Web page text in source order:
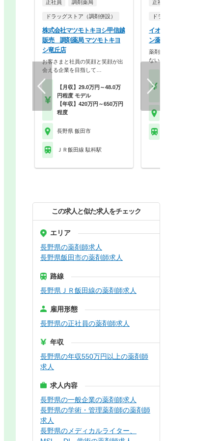
正社員 調剤薬局
ドラッグストア（調剤併設）
株式会社マツモトキヨシ甲信越
販売 調剤薬局 マツモトキヨ
シ竜丘店
お客さまと社員の笑顔と笑顔が出
会える企業を目指して…
【月収】29.0万円～48.0万
円程度 モデル
【年収】420万円～650万円
程度
長野県 飯田市
ＪＲ飯田線 駄科駅
正社員
ドラッグストア（調剤併設
イオンリテール株式会社
ン薬局飯田アップルロー
薬剤師を、一つの職業で終わ
ない。バイヤー、商品…
この求人と似た求人をチェック
エリア
長野県の薬剤師求人
長野県飯田市の薬剤師求人
路線
長野県ＪＲ飯田線の薬剤師求人
雇用形態
長野県の正社員の薬剤師求人
年収
長野県の年収550万円以上の薬剤師
求人
求人内容
長野県の一般企業の薬剤師求人
長野県の学術・管理薬剤師の薬剤師
求人
長野県のメディカルライター、